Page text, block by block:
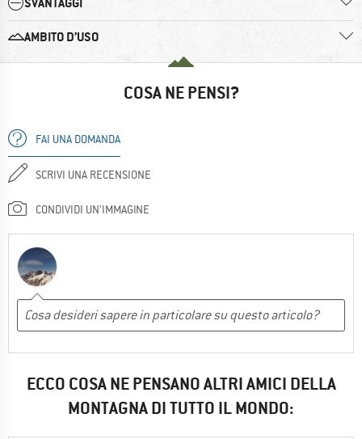
AMBITO D’USO
COSA NE PENSI?
FAI UNA DOMANDA
SCRIVI UNA RECENSIONE
CONDIVIDI UN'IMMAGINE
ECCO COSA NE PENSANO ALTRI AMICI DELLA
MONTAGNA DI TUTTO IL MONDO: